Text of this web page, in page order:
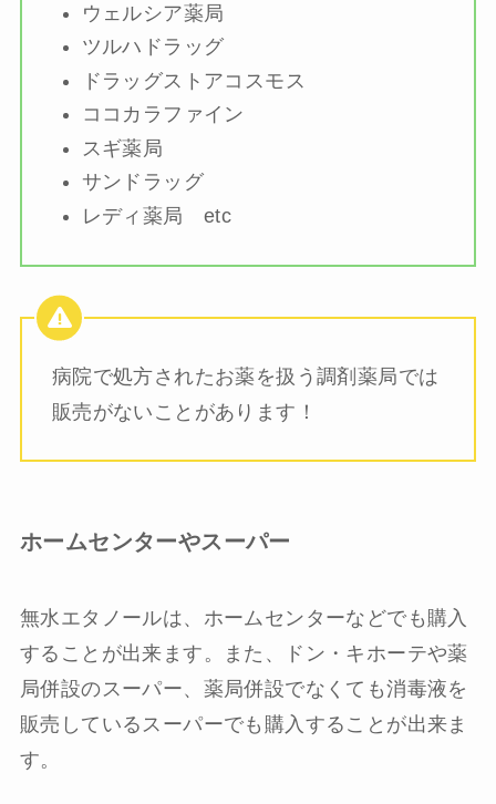
ウェルシア薬局
ツルハドラッグ
ドラッグストアコスモス
ココカラファイン
スギ薬局
サンドラッグ
レディ薬局 etc
病院で処方されたお薬を扱う調剤薬局では
販売がないことがあります！
ホームセンターやスーパー
無水エタノールは、ホームセンターなどでも購入
することが出来ます。また、ドン・キホーテや薬
局併設のスーパー、薬局併設でなくても消毒液を
販売しているスーパーでも購入することが出来ま
す。